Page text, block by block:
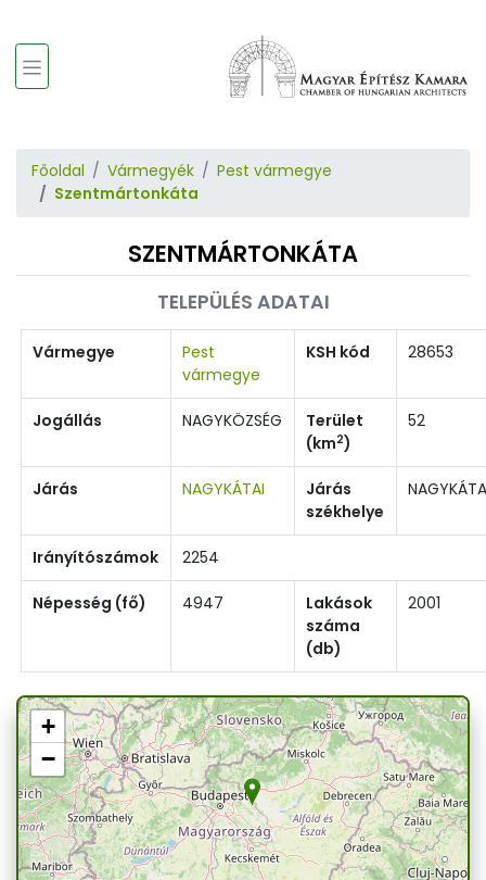
Főoldal Vármegyék
Pest vármegye
Szentmártonkáta
SZENTMÁRTONKÁTA
TELEPÜLÉS ADATAI
Vármegye
Pest
vármegye
KSH kód 28653
Jogállás NAGYKÖZSÉG
Terület
(km2)
52
Járás NAGYKÁTAI
Járás
székhelye
NAGYKÁTA
Irányítószámok 2254
Népesség (fő) 4947
Lakások
száma
(db)
2001
+
−